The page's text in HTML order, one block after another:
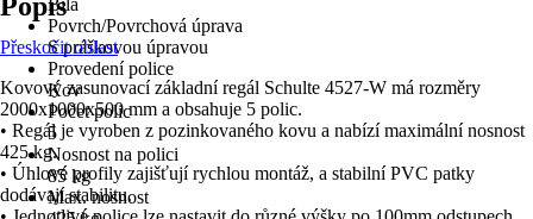
Bílá
Povrch/Povrchová úprava
S práškovou úpravou
Provedení police
Kov
Počet polic
5
Nosnost na polici
85 kg
Max. nosnost
Přeskočit oblast
Kovový zasunovací základní regál Schulte 4527-W má rozměry
2000x1000x500 mm a obsahuje 5 polic.
• Regál je vyroben z pozinkovaného kovu a nabízí maximální nosnost
425 kg.
• Úhlové profily zajišťují rychlou montáž, a stabilní PVC patky
dodávají stabilitu.